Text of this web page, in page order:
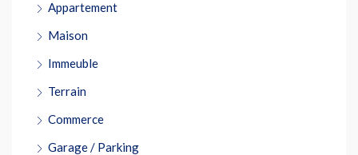
Appartement
Maison
Immeuble
Terrain
Commerce
Garage / Parking